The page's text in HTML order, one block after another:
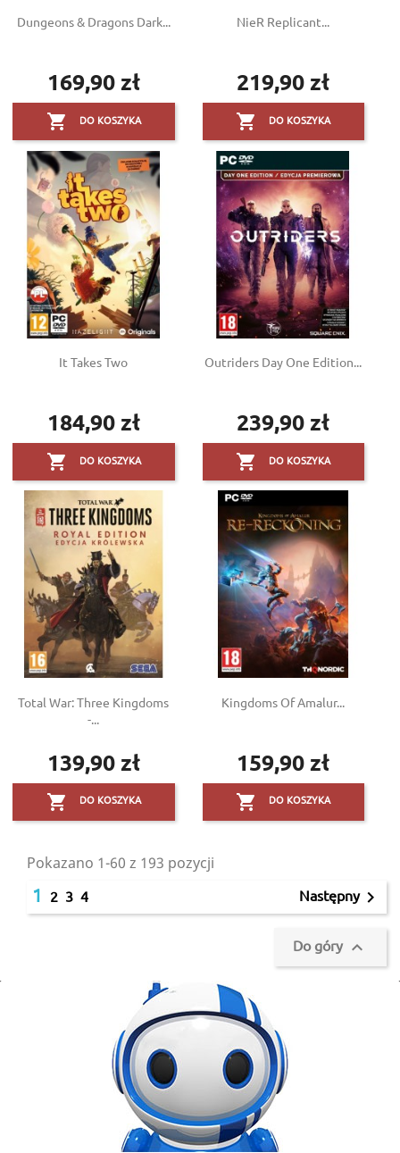
Dungeons & Dragons Dark...
Cena
169,90 zł
 DO KOSZYKA
NieR Replicant...
Cena
219,90 zł
 DO KOSZYKA
It Takes Two
Cena
184,90 zł
 DO KOSZYKA
Outriders Day One Edition...
Cena
239,90 zł
 DO KOSZYKA
Total War: Three Kingdoms
-...
Cena
139,90 zł
 DO KOSZYKA
Kingdoms Of Amalur...
Cena
159,90 zł
 DO KOSZYKA
Pokazano 1-60 z 193 pozycji
1 2 3 4 Następny
Do góry 